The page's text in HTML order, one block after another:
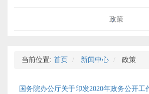
政策
当前位置: 首页 新闻中心 政策
国务院办公厅关于印发2020年政务公开工